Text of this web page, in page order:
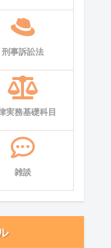
刑事訴訟法
実務基礎科目
雑談